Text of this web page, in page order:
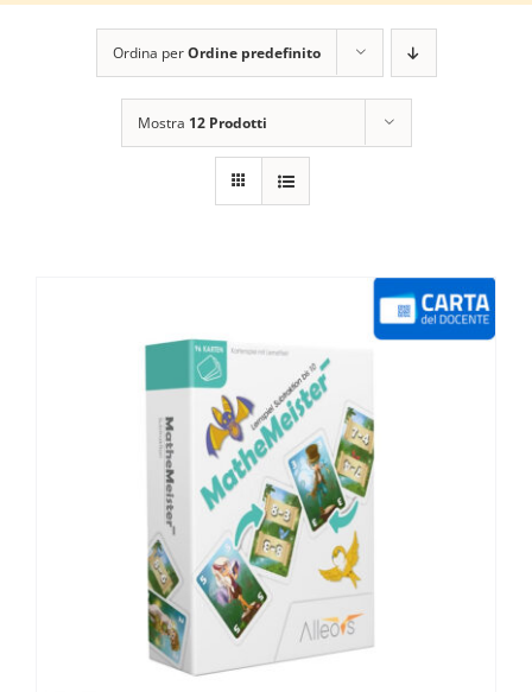
Ordina perOrdine predefinito
Mostra 12 Prodotti